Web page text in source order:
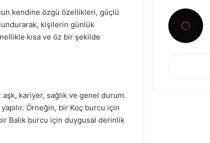
kendine özgü özellikleri, güçlü
kişilerin günlük
kısa ve öz bir şekilde
kariyer, sağlık ve genel durum.
Örneğin, bir Koç burcu için
Balık burcu için duygusal derinlik